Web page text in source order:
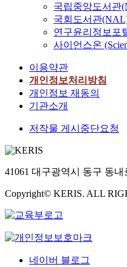
국립중앙도서관
국회도서관
연구윤리정보포
사이언스온
이용약관
개인정보처리방침
개인정보 재동의
기관소개
저작물 게시중단요청
41061 대구광역시 동구 동
Copyright© KERIS. ALL
네이버 블로그